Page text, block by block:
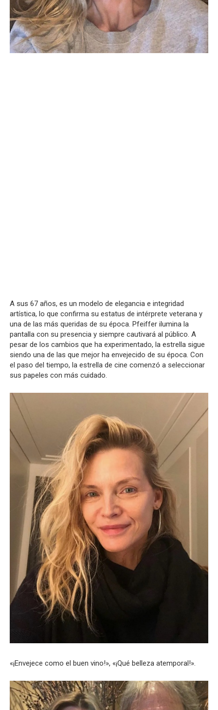
A sus 67 años, es un modelo de elegancia e integridad
artística, lo que confirma su estatus de intérprete veterana y
una de las más queridas de su época. Pfeiffer ilumina la
pantalla con su presencia y siempre cautivará al público. A
pesar de los cambios que ha experimentado, la estrella sigue
siendo una de las que mejor ha envejecido de su época. Con
el paso del tiempo, la estrella de cine comenzó a seleccionar
sus papeles con más cuidado.
«¡Envejece como el buen vino!», «¡Qué belleza atemporal!».